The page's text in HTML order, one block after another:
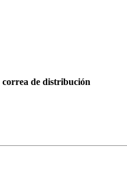
correa de distribución